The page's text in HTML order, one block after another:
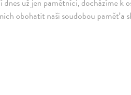
dnes už jen pamětníci, docházíme k
obohatit naši soudobou paměť a